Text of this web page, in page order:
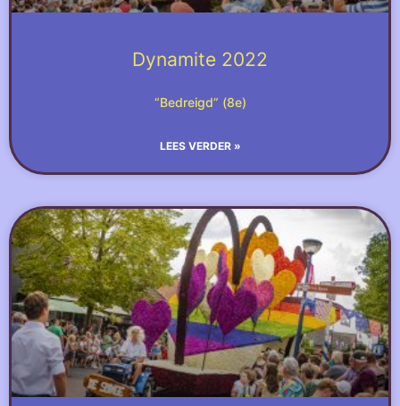
Dynamite 2022
“Bedreigd” (8e)
LEES VERDER »